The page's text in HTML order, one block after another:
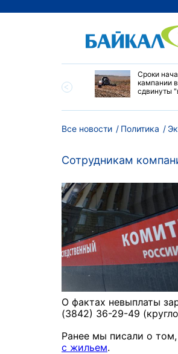
колледжах
Сроки
кампании
сдвинуты
Все новости Политика
Сотрудникам
О фактах невыплаты
(3842) 36-29-49
Ранее мы писали о том,
с жильем.